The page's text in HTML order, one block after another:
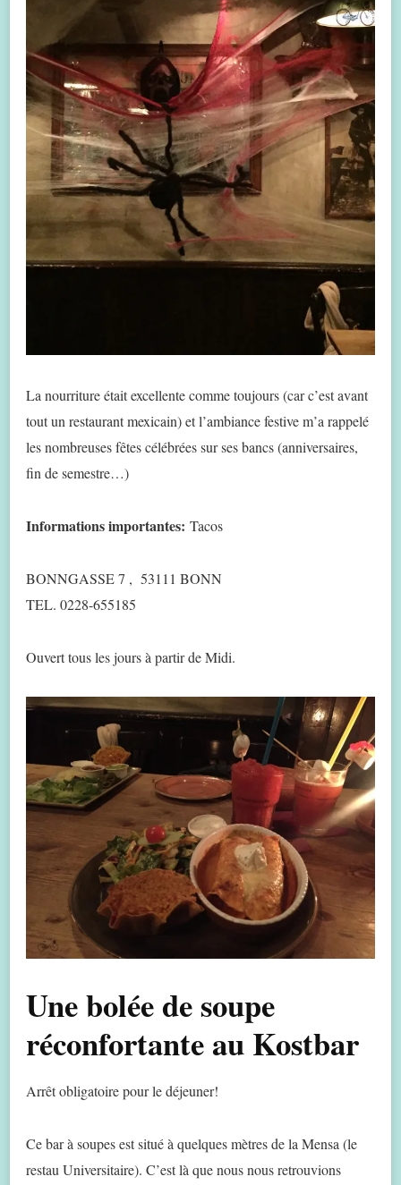
La nourriture était excellente comme toujours (car c’est avant
tout un restaurant mexicain) et l’ambiance festive m’a rappelé
les nombreuses fêtes célébrées sur ses bancs (anniversaires,
fin de semestre…)
Informations importantes: Tacos
BONNGASSE 7 , 53111 BONN
TEL. 0228-655185
Ouvert tous les jours à partir de Midi.
Une bolée de soupe
réconfortante au Kostbar
Arrêt obligatoire pour le déjeuner!
Ce bar à soupes est situé à quelques mètres de la Mensa (le
restau Universitaire). C’est là que nous nous retrouvions